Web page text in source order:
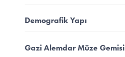
Demografik Yapı
Gazi Alemdar Müze Gemisi